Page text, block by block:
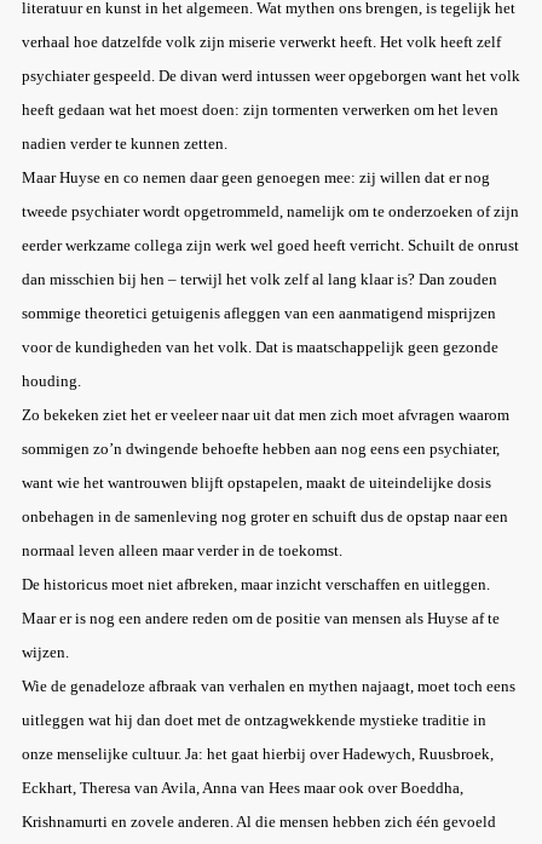
literatuur en kunst in het algemeen. Wat mythen ons brengen, is tegelijk het
verhaal hoe datzelfde volk zijn miserie verwerkt heeft. Het volk heeft zelf
psychiater gespeeld. De divan werd intussen weer opgeborgen want het volk
heeft gedaan wat het moest doen: zijn tormenten verwerken om het leven
nadien verder te kunnen zetten.
Maar Huyse en co nemen daar geen genoegen mee: zij willen dat er nog
tweede psychiater wordt opgetrommeld, namelijk om te onderzoeken of zijn
eerder werkzame collega zijn werk wel goed heeft verricht. Schuilt de onrust
dan misschien bij hen – terwijl het volk zelf al lang klaar is? Dan zouden
sommige theoretici getuigenis afleggen van een aanmatigend misprijzen
voor de kundigheden van het volk. Dat is maatschappelijk geen gezonde
houding.
Zo bekeken ziet het er veeleer naar uit dat men zich moet afvragen waarom
sommigen zo’n dwingende behoefte hebben aan nog eens een psychiater,
want wie het wantrouwen blijft opstapelen, maakt de uiteindelijke dosis
onbehagen in de samenleving nog groter en schuift dus de opstap naar een
normaal leven alleen maar verder in de toekomst.
De historicus moet niet afbreken, maar inzicht verschaffen en uitleggen.
Maar er is nog een andere reden om de positie van mensen als Huyse af te
wijzen.
Wie de genadeloze afbraak van verhalen en mythen najaagt, moet toch eens
uitleggen wat hij dan doet met de ontzagwekkende mystieke traditie in
onze menselijke cultuur. Ja: het gaat hierbij over Hadewych, Ruusbroek,
Eckhart, Theresa van Avila, Anna van Hees maar ook over Boeddha,
Krishnamurti en zovele anderen. Al die mensen hebben zich één gevoeld